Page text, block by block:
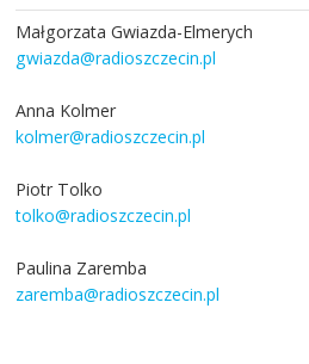
Małgorzata Gwiazda-Elmerych
gwiazda@radioszczecin.pl
Anna Kolmer
kolmer@radioszczecin.pl
Piotr Tolko
tolko@radioszczecin.pl
Paulina Zaremba
zaremba@radioszczecin.pl